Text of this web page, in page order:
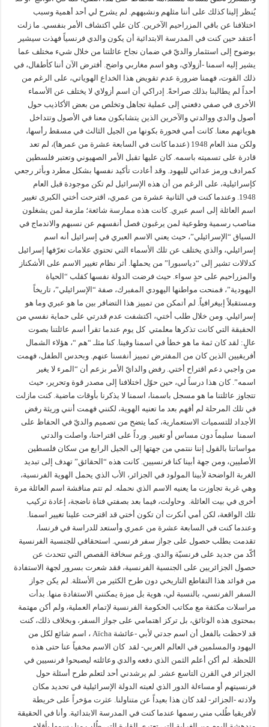
يُنظر إلينا كذلك على أننا مثلهم ونشبههم. لم يشرح لي أحد أهمية وسبب
اختلافنا عن باقي المزراحيم الآخرين. كان علي اكتشاف الأمر بنفسي. ما زلت
أعتقد حين كنت في المدرسة الابتدائية أن يكون والدي فرنسياً فهذت سيشير
بوضوح إلى استثمار والديّ في ضمان نجاح عائلتنا من خلال شيء مختلف عما
يشير إليه اسمنا -أزولاي، وهو اسم مغاربي واضح. أفترض الآن أننا كأطفال، في
ذلك القوت، فهمنا ضرورة عدم تقويض هذا الخداع الهوياتي، على الرغم من
أحداً لم يطالبنا بذلك صراحةً. إدراكي أن اسم أزولاي لا يختلف عن الأسماء
الأخرى في صفي دفعني إلى عملية تجاهل وتخلص من بعض الأكاذيب حول
أصول والدي ووالدتي والآخرين الذين يتشابكون معنا في الأصول وتتداخل
هوياتهم معنا. كانت أمي فحورة بكونها من الجيل الثالث في مسقط رأسها،
ولكن منذ العام 1948 (عندما كانت في السابعة عشرة من عمرها)، لم تعد
قادرة على تسميته باسمه. كان عليها تقبل الأمر الصهيوني وتعتبر فلسطين
كمرادف ورمز عدائي لليهود. وقد أعادت تأكيد نفسها بشكل مطرد وبأثر رجعي
كإسرائيلية، على الرغم من أن هذه الإسرائيل لم تكن موجودة قبل العام
1948. وعندما كنت في الثانية عشرة من عمري، اقترحت أختي الكبرى تغيير
اسم العائلة إلى اسم عبري. كانت هذه ممارسة شائعة؛ ملزمة لمن يشغلون
مناصب رسمية وطوعية لمن يرغبون فصل أنفسهم عن نسبهم والاندماج في
السياق “الإسرائيلي”، حيث يعني الاسم العبري في إسرائيل أنه اسم
إسرائيلي، والذي يختلف عن تلك الأسماء التي تحتوي علامات تعرّفها إسرائيل
كدلالات تشير إلى “دياسبورا” من يحملها. أثر نظام تغيير الاسم على الأشكناز
والمزراحيم على حدٍ سواء. حيث فرضت الدولة نفسها كقلب “الحياة
اليهودية”، فمنحت مواطنها اليهودي المفبرك، صفة “الإسرائيلي”، تاريخاً
ومستقبلاً إبيغرافياً. لم أتمكن من تمييز هذا التضافر بين ما هو عبري وما هو
إسرائيلي. ومن خلال طلب أختي، اكتشفت عدم قدرتي على حماية نفسي من
الحقيقة التي كانت تذكرها معلمتي كل يوم عندما تقرأ اسم عائلتنا بصوت
عالٍ: لقد كان ثمة ما هو خطأ في اسمنا وفينا. كنا مثلـ “هم “، هؤلاء الشمال
أفريقيين الذين كان من المفترض تمييز أنفسنا عنهم. وبحدس الطفل، فهمت
من واجبي دعم اقتراح أختي. رفض والدايّ الأمر بزعم أن “المرء لا يغير
اسمه”. كان هذا درساً لي، حين حوّل اختلافنا إلى مصدر قوة وتحرير، حيث
تتجاوز عائلتنا ما هو مسجل باسمنا، اسمنا لا يذكرنا بأوقات ماضية. كنت مازلت
في تلك المرحلة لم أفهم بعد ما تعنيه الهوية، لكنني فهمت أنني وريثة رفض
الأجداد للتسميات الاستعمارية، كما يتضح من تصميم والديّ في الحفاظ على
اسمنا سليماً دون مساس أو تغيير. ورداً على اقتراحنا، واصلت والدتي
مواساتنا بالقول إننا ننتمي من جهتها إلى الجيل الرابع من سكان فلسطين
الأصليين، ومن جهة أبينا كنا فرنسيين. كانت هذه “الحقائق” تهدف إلى تبديد
الغربة الواضحة لأبينا المولود في الجزائر، الأب الذي يحمل الهوية الفرنسية،
وهي غربة تجاوزت ما يعنيه الاسم الذي نحمله. لم تتم مناقشة اسم العائلة مرة
أخرى في بيت العائلة. وحاولت، فيما بعد بصفتي فتاة ناضجة، إعادة تركيب
تلك الواقعة، لكن أمي أنكرت أن تكون أختي قد اقترحت علينا تغيير اسمنا.
وعندما كنت في السابعة عشرة من عمري وأستعد للدراسة في فرنسا،
تقدمت بطلب حصول على جواز سفر فرنسي. استحقاقي للجنسية الفرنسية
أكّد من جديد على فرنسيّة والدي. ورغم سخافة القصص التي تتحدث عن
حصول الجزائريين على الجنسية الفرنسية، فقد شعرت بسرور لجهة الاستفادة
من فوائد هذا التقاطع التاريخي دون طرح الكثير من الأسئلة. لم يكن جواز
السفر الفرنسي، بالنسبة لي، هوية بل ميزة يمكنني الاستفادة منها. بدأت
مراسلات مكثفة مع مكاتب الحكومة الفرنسية لإتمام العملية، ولم أكن مهتمة
بمحتوى هذه الوثائق، بل تركز اهتمامي على جواز السفر، وبخلاف ذلك، كنت
قد لاحظت بالفعل أن اسم جدتي لأبي -عائشة Aïcha ، اسم شائع لكل من
اليهود والمسلمين في العالم العربي- لقد كان الاسم مخفياً عنا حتى هذه
اللحظة. لم أكن أعلم الثمن الذي دفعه والدي وعائلته ليصبحوا فرنسيين في
الجزائر في القرن التاسع عشر. لم يرشدني أحد لتعلم طرح أسئلة حول
فرنسيتهم أو مساءلة الدور الذي لعبته الدولة الإسرائيلية في تحديد مكان
ولادته -الجزائر- لقد كان هذا بعيداً عن متناولنا. عثرت مؤخراً على خريطة
لأفريقيا طُلب مني رسمها عندما كنت في المدرسة الابتدائية. وأنا في الحقيقة